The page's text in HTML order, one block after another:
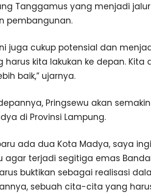
Tanggamus yang menjadi
pembangunan.
juga cukup potensial dan
harus kita lakukan ke depan. Kita
baik,” ujarnya.
Pringsewu akan
di Provinsi Lampung.
ada dua Kota Madya, saya
agar terjadi segitiga emas
buktikan sebagai realisasi
sebuah cita-cita yang